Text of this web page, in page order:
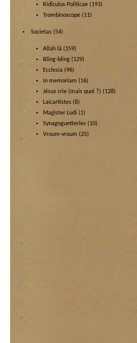
Ridiculus Politicae (193)
Trombinoscope (11)
Societas (54)
Allah là (159)
Bling-bling (129)
Ecclesia (96)
In memoriam (16)
Jésus crie (mais quoi ?) (128)
Laïcartistes (8)
Magister Ludi (1)
Synagoguetteries (10)
Vroum-vroum (25)